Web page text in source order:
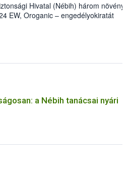
Hivatal (Nébih) három
EW, Oroganic – engedélyokiratát
követően, egészen a
a szőlőben. A kiterjesztések
is legyen lehetőség a károsító
és ökológiai termesztésben is
a Nébih tanácsai nyári